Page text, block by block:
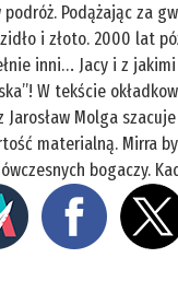
Podążając za
i złoto. 2000 lat
inni… Jacy i z
W tekście
Molga
materialną. Mirra
bogaczy.